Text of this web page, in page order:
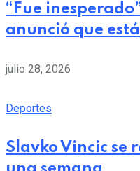
“Fue
anunció que
julio 28, 2026
Deportes
Slavko Vincic se